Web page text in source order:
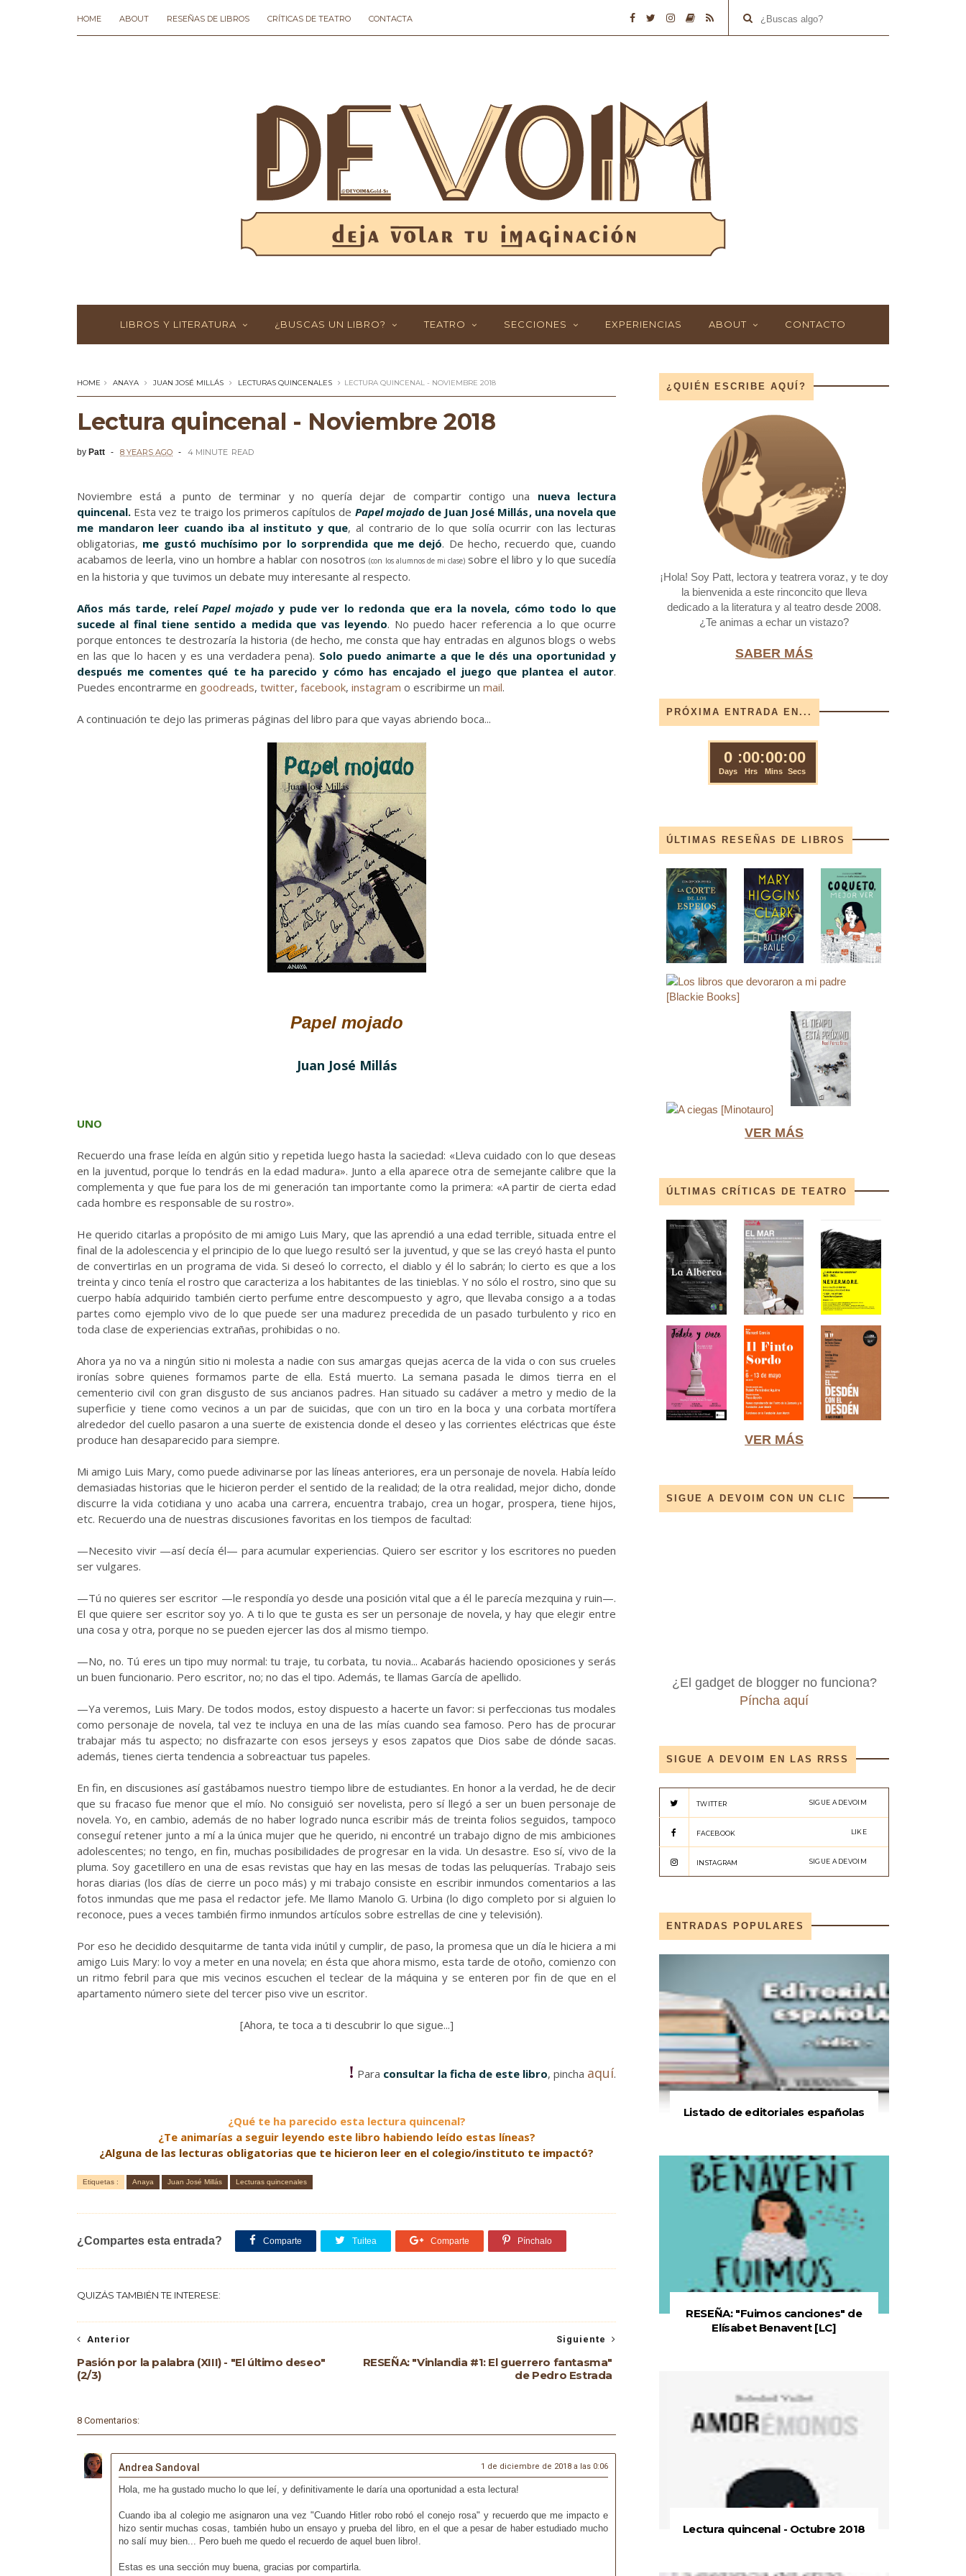
HOME ABOUT RESEÑAS DE LIBROS CRÍTICAS DE TEATRO CONTACTA
LIBROS Y LITERATURA ¿BUSCAS UN LIBRO? TEATRO SECCIONES EXPERIENCIAS ABOUT CONTACTO
HOME ANAYA JUAN JOSÉ MILLÁS LECTURAS QUINCENALES LECTURA QUINCENAL - NOVIEMBRE 2018
Lectura quincenal - Noviembre 2018
by Patt 8 YEARS AGO 4 MINUTE READ
Noviembre está a punto de terminar y no quería dejar de compartir contigo una nueva lectura
quincenal. Esta vez te traigo los primeros capítulos de Papel mojado de Juan José Millás, una novela que
me mandaron leer cuando iba al instituto y que, al contrario de lo que solía ocurrir con las lecturas
obligatorias, me gustó muchísimo por lo sorprendida que me dejó. De hecho, recuerdo que, cuando
acabamos de leerla, vino un hombre a hablar con nosotros(con los alumnos de mi clase) sobre el libro y lo que sucedía
en la historia y que tuvimos un debate muy interesante al respecto.
Años más tarde, releí Papel mojado y pude ver lo redonda que era la novela, cómo todo lo que
sucede al final tiene sentido a medida que vas leyendo. No puedo hacer referencia a lo que ocurre
porque entonces te destrozaría la historia (de hecho, me consta que hay entradas en algunos blogs o webs
en las que lo hacen y es una verdadera pena). Solo puedo animarte a que le dés una oportunidad y
después me comentes qué te ha parecido y cómo has encajado el juego que plantea el autor.
Puedes encontrarme en goodreads, twitter, facebook, instagram o escribirme un mail.
A continuación te dejo las primeras páginas del libro para que vayas abriendo boca...
Papel mojado
Juan José Millás
UNO
Recuerdo una frase leída en algún sitio y repetida luego hasta la saciedad: «Lleva cuidado con lo que deseas
en la juventud, porque lo tendrás en la edad madura». Junto a ella aparece otra de semejante calibre que la
complementa y que fue para los de mi generación tan importante como la primera: «A partir de cierta edad
cada hombre es responsable de su rostro».
He querido citarlas a propósito de mi amigo Luis Mary, que las aprendió a una edad terrible, situada entre el
final de la adolescencia y el principio de lo que luego resultó ser la juventud, y que se las creyó hasta el punto
de convertirlas en un programa de vida. Si deseó lo correcto, el diablo y él lo sabrán; lo cierto es que a los
treinta y cinco tenía el rostro que caracteriza a los habitantes de las tinieblas. Y no sólo el rostro, sino que su
cuerpo había adquirido también cierto perfume entre descompuesto y agro, que llevaba consigo a a todas
partes como ejemplo vivo de lo que puede ser una madurez precedida de un pasado turbulento y rico en
toda clase de experiencias extrañas, prohibidas o no.
Ahora ya no va a ningún sitio ni molesta a nadie con sus amargas quejas acerca de la vida o con sus crueles
ironías sobre quienes formamos parte de ella. Está muerto. La semana pasada le dimos tierra en el
cementerio civil con gran disgusto de sus ancianos padres. Han situado su cadáver a metro y medio de la
superficie y tiene como vecinos a un par de suicidas, que con un tiro en la boca y una corbata mortífera
alrededor del cuello pasaron a una suerte de existencia donde el deseo y las corrientes eléctricas que éste
produce han desaparecido para siempre.
Mi amigo Luis Mary, como puede adivinarse por las líneas anteriores, era un personaje de novela. Había leído
demasiadas historias que le hicieron perder el sentido de la realidad; de la otra realidad, mejor dicho, donde
discurre la vida cotidiana y uno acaba una carrera, encuentra trabajo, crea un hogar, prospera, tiene hijos,
etc. Recuerdo una de nuestras discusiones favoritas en los tiempos de facultad:
—Necesito vivir —así decía él— para acumular experiencias. Quiero ser escritor y los escritores no pueden
ser vulgares.
—Tú no quieres ser escritor —le respondía yo desde una posición vital que a él le parecía mezquina y ruin—.
El que quiere ser escritor soy yo. A ti lo que te gusta es ser un personaje de novela, y hay que elegir entre
una cosa y otra, porque no se pueden ejercer las dos al mismo tiempo.
—No, no. Tú eres un tipo muy normal: tu traje, tu corbata, tu novia... Acabarás haciendo oposiciones y serás
un buen funcionario. Pero escritor, no; no das el tipo. Además, te llamas García de apellido.
—Ya veremos, Luis Mary. De todos modos, estoy dispuesto a hacerte un favor: si perfeccionas tus modales
como personaje de novela, tal vez te incluya en una de las mías cuando sea famoso. Pero has de procurar
trabajar más tu aspecto; no disfrazarte con esos jerseys y esos zapatos que Dios sabe de dónde sacas.
además, tienes cierta tendencia a sobreactuar tus papeles.
En fin, en discusiones así gastábamos nuestro tiempo libre de estudiantes. En honor a la verdad, he de decir
que su fracaso fue menor que el mío. No consiguió ser novelista, pero sí llegó a ser un buen personaje de
novela. Yo, en cambio, además de no haber logrado nunca escribir más de treinta folios seguidos, tampoco
conseguí retener junto a mí a la única mujer que he querido, ni encontré un trabajo digno de mis ambiciones
adolescentes; no tengo, en fin, muchas posibilidades de progresar en la vida. Un desastre. Eso sí, vivo de la
pluma. Soy gacetillero en una de esas revistas que hay en las mesas de todas las peluquerías. Trabajo seis
horas diarias (los días de cierre un poco más) y mi trabajo consiste en escribir inmundos comentarios a las
fotos inmundas que me pasa el redactor jefe. Me llamo Manolo G. Urbina (lo digo completo por si alguien lo
reconoce, pues a veces también firmo inmundos artículos sobre estrellas de cine y televisión).
Por eso he decidido desquitarme de tanta vida inútil y cumplir, de paso, la promesa que un día le hiciera a mi
amigo Luis Mary: lo voy a meter en una novela; en ésta que ahora mismo, esta tarde de otoño, comienzo con
un ritmo febril para que mis vecinos escuchen el teclear de la máquina y se enteren por fin de que en el
apartamento número siete del tercer piso vive un escritor.
[Ahora, te toca a ti descubrir lo que sigue...]
! Para consultar la ficha de este libro, pincha aquí.
¿Qué te ha parecido esta lectura quincenal?
¿Te animarías a seguir leyendo este libro habiendo leído estas líneas?
¿Alguna de las lecturas obligatorias que te hicieron leer en el colegio/instituto te impactó?
Etiquetas : Anaya Juan José Millás Lecturas quincenales
¿Compartes esta entrada? Comparte Tuitea Comparte Pínchalo
QUIZÁS TAMBIÉN TE INTERESE:
Siguiente
RESEÑA: "Vinlandia #1: El guerrero fantasma"
de Pedro Estrada
Anterior
Pasión por la palabra (XIII) - "El último deseo"
(2/3)
8 Comentarios:
Andrea Sandoval 1 de diciembre de 2018 a las 0:06
Hola, me ha gustado mucho lo que leí, y definitivamente le daría una oportunidad a esta lectura!
Cuando iba al colegio me asignaron una vez "Cuando Hitler robo robó el conejo rosa" y recuerdo que me impacto e
hizo sentir muchas cosas, también hubo un ensayo y prueba del libro, en el que a pesar de haber estudiado mucho
no salí muy bien... Pero bueh me quedo el recuerdo de aquel buen libro!.
Estas es una sección muy buena, gracias por compartirla.
¿QUIÉN ESCRIBE AQUÍ?
¡Hola! Soy Patt, lectora y teatrera voraz, y te doy
la bienvenida a este rinconcito que lleva
dedicado a la literatura y al teatro desde 2008.
¿Te animas a echar un vistazo?
SABER MÁS
PRÓXIMA ENTRADA EN...
ÚLTIMAS RESEÑAS DE LIBROS
VER MÁS
ÚLTIMAS CRÍTICAS DE TEATRO
VER MÁS
SIGUE A DEVOIM CON UN CLIC
¿El gadget de blogger no funciona?
Píncha aquí
SIGUE A DEVOIM EN LAS RRSS
TWITTER SIGUE A DEVOIM
FACEBOOK LIKE
INSTAGRAM SIGUE A DEVOIM
ENTRADAS POPULARES
Listado de editoriales españolas
RESEÑA: "Fuimos canciones" de
Elísabet Benavent [LC]
Lectura quincenal - Octubre 2018